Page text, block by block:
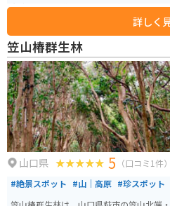
和牛」です。道の駅 あいお 内にあるレ
は、国の重要文化財に指定されている「
家住宅は、江戸時代後期の建築様式を残
ります。 バイクで訪れる際は、道の駅 あいお にバイク専用の駐車場があるた
め安心です。中国自動車道を降りてすぐ
です。
詳しく
笠山椿群生林
山口県 5 （口コミ1件）
#絶景スポット #山｜高原 #珍スポット